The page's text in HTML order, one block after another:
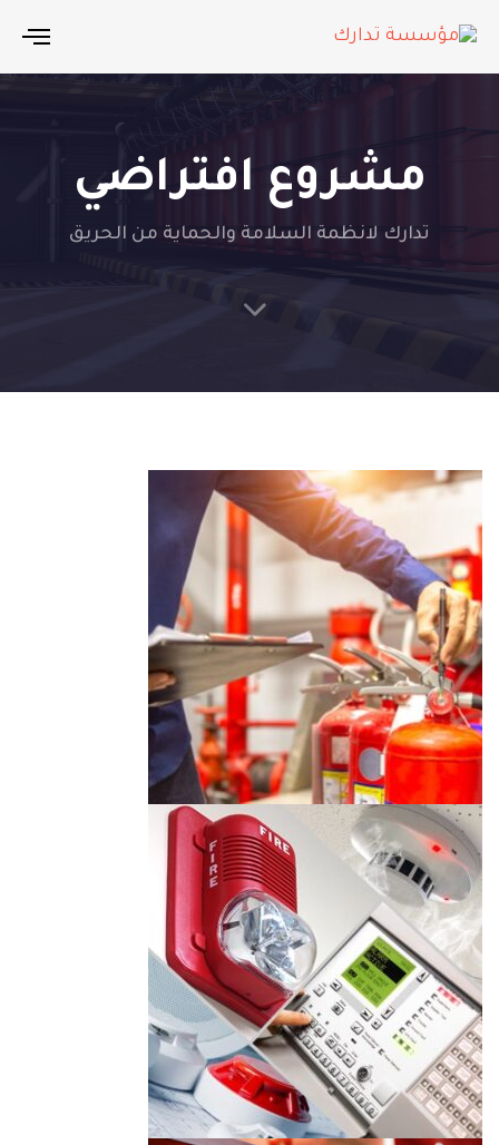
مشروع افتراضي
تدارك لانظمة السلامة والحماية من الحريق